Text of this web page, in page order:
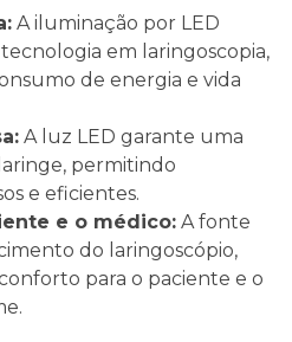
A iluminação por LED
em laringoscopia,
de energia e vida
A luz LED garante uma
permitindo
e eficientes.
e o médico: A fonte
do laringoscópio,
para o paciente e o